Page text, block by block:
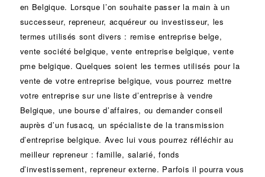
en Belgique. Lorsque l’on souhaite passer la main à un
successeur, repreneur, acquéreur ou investisseur, les
termes utilisés sont divers : remise entreprise belge,
vente société belgique, vente entreprise belgique, vente
pme belgique. Quelques soient les termes utilisés pour la
vente de votre entreprise belgique, vous pourrez mettre
votre entreprise sur une liste d’entreprise à vendre
Belgique, unebourse d’affaires, ou demander conseil
auprès d’un fusacq, un spécialiste de latransmission
d’entreprise belgique. Avec lui vous pourrez réfléchir au
meilleur repreneur :famille, salarié, fonds
d’investissement, repreneur externe. Parfois il pourra vous